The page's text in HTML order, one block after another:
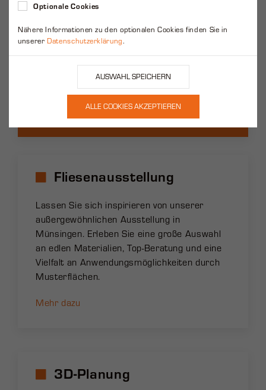
Sehr gerne erwarten wir
Ihre Anfrage!
Was können wir für Sie tun?
JETZT KONTAKT AUFNEHMEN
Fliesenausstellung
Lassen Sie sich inspirieren von unserer
außergewöhnlichen Ausstellung in
Münsingen. Erleben Sie eine große Auswahl
an edlen Materialien, Top-Beratung und eine
Vielfalt an Anwendungsmöglichkeiten durch
Musterflächen.
Mehr dazu
3D-Planung
Optionale Cookies
Nähere Informationen zu den optionalen Cookies finden Sie in
unsererDatenschutzerklärung.